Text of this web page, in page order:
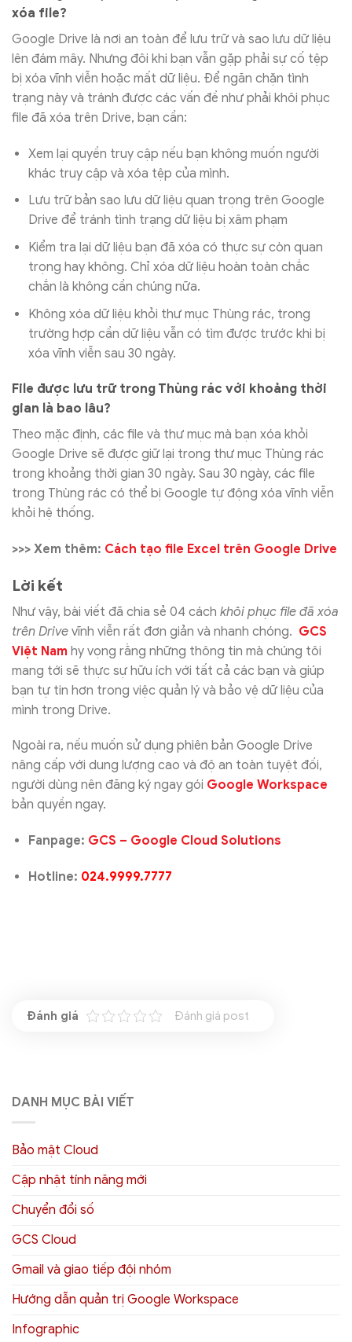
xóa file?
Google Drive là nơi an toàn để lưu trữ và sao lưu dữ liệu
lên đám mây. Nhưng đôi khi bạn vẫn gặp phải sự cố tệp
bị xóa vĩnh viễn hoặc mất dữ liệu. Để ngăn chặn tình
trạng này và tránh được các vấn đề như phải khôi phục
file đã xóa trên Drive, bạn cần:
Xem lại quyền truy cập nếu bạn không muốn người
khác truy cập và xóa tệp của mình.
Lưu trữ bản sao lưu dữ liệu quan trọng trên Google
Drive để tránh tình trạng dữ liệu bị xâm phạm
Kiểm tra lại dữ liệu bạn đã xóa có thực sự còn quan
trọng hay không. Chỉ xóa dữ liệu hoàn toàn chắc
chắn là không cần chúng nữa.
Không xóa dữ liệu khỏi thư mục Thùng rác, trong
trường hợp cần dữ liệu vẫn có tìm được trước khi bị
xóa vĩnh viễn sau 30 ngày.
File được lưu trữ trong Thùng rác với khoảng thời
gian là bao lâu?
Theo mặc định, các file và thư mục mà bạn xóa khỏi
Google Drive sẽ được giữ lại trong thư mục Thùng rác
trong khoảng thời gian 30 ngày. Sau 30 ngày, các file
trong Thùng rác có thể bị Google tự động xóa vĩnh viễn
khỏi hệ thống.
>>> Xem thêm: Cách tạo file Excel trên Google Drive
Lời kết
Như vậy, bài viết đã chia sẻ 04 cách khôi phục file đã xóa
trên Drive vĩnh viễn rất đơn giản và nhanh chóng. GCS
Việt Nam hy vọng rằng những thông tin mà chúng tôi
mang tới sẽ thực sự hữu ích với tất cả các bạn và giúp
bạn tự tin hơn trong việc quản lý và bảo vệ dữ liệu của
mình trong Drive.
Ngoài ra, nếu muốn sử dụng phiên bản Google Drive
nâng cấp với dung lượng cao và độ an toàn tuyệt đối,
người dùng nên đăng ký ngay gói Google Workspace
bản quyền ngay.
Fanpage: GCS – Google Cloud Solutions
Hotline: 024.9999.7777
Đánh giá post
DANH MỤC BÀI VIẾT
Bảo mật Cloud
Cập nhật tính năng mới
Chuyển đổi số
GCS Cloud
Gmail và giao tiếp đội nhóm
Hướng dẫn quản trị Google Workspace
Infographic